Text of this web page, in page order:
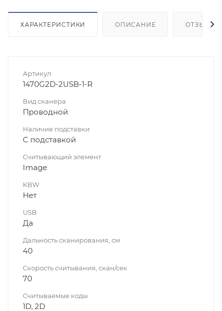
ХАРАКТЕРИСТИКИ ОПИСАНИЕ ОТЗЫВЫ
Артикул
1470G2D-2USB-1-R
Вид сканера
Проводной
Наличие подставки
С подставкой
Считывающий элемент
Image
KBW
Нет
USB
Да
Дальность сканирования, см
40
Скорость считывания, скан/сек
70
Считываемые коды
1D, 2D